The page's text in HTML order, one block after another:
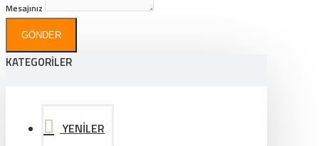
Mesajınız
GÖNDER
KATEGORİLER
YENİLER